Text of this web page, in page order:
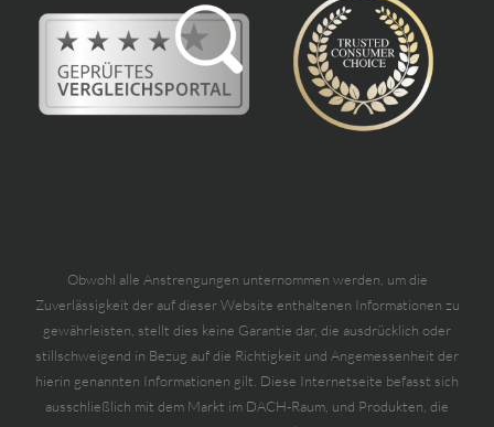
Obwohl alle Anstrengungen unternommen werden, um die
Zuverlässigkeit der auf dieser Website enthaltenen Informationen zu
gewährleisten, stellt dies keine Garantie dar, die ausdrücklich oder
stillschweigend in Bezug auf die Richtigkeit und Angemessenheit der
hierin genannten Informationen gilt. Diese Internetseite befasst sich
ausschließlich mit dem Markt im DACH-Raum, und Produkten, die